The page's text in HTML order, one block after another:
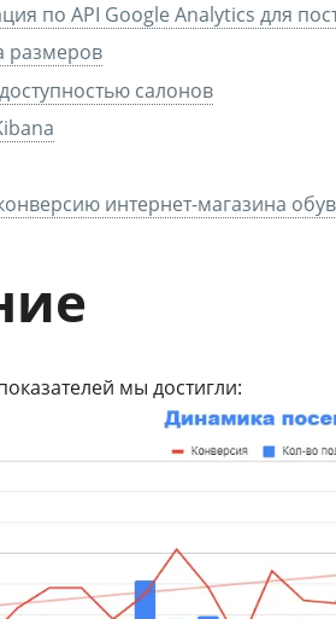
по API Google Analytics для
размеров
салонов
интернет-магазина
мы достигли: